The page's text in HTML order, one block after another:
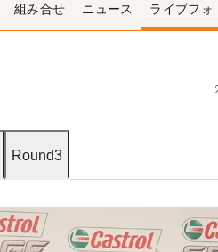
組み合せ ニュース ライブフォ
Round3